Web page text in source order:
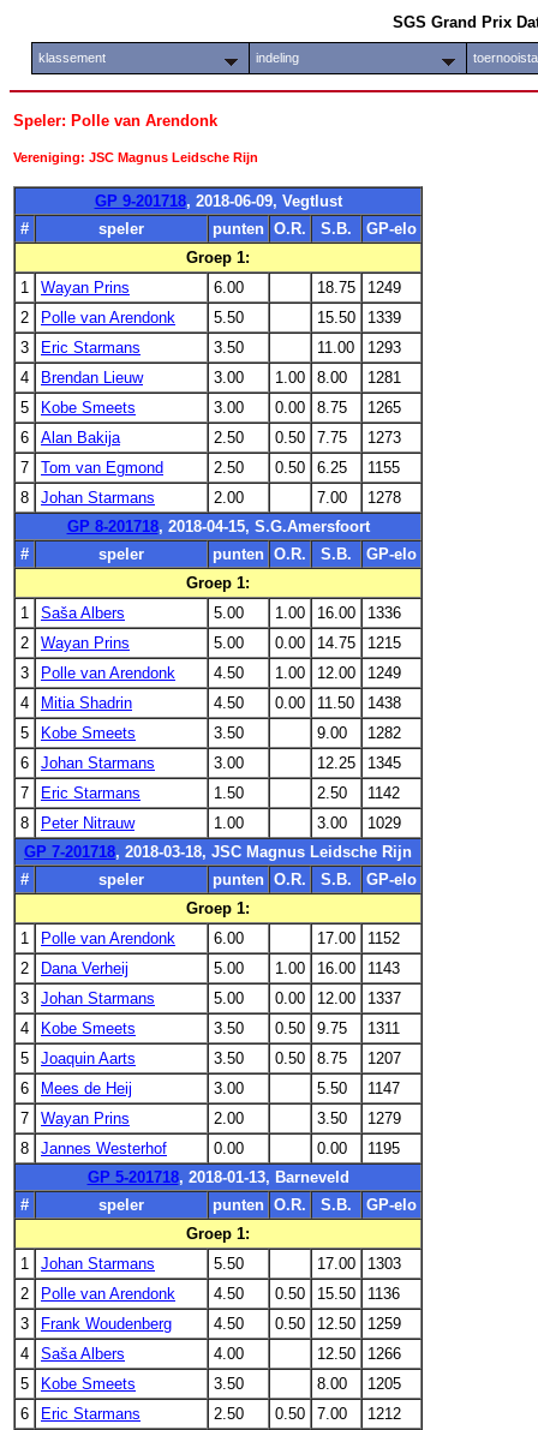
SGS Grand Prix
klassement indeling
Speler: Polle van Arendonk
Vereniging: JSC Magnus Leidsche Rijn
GP 9-201718, 2018-06-09, Vegtlust
#
speler punten O.R. S.B.
GP-elo
Groep 1:
1
Wayan Prins 6.00 18.75
1249
2
Polle van Arendonk 5.50 15.50
1339
3
Eric Starmans 3.50 11.00
1293
4
Brendan Lieuw 3.00 1.00 8.00
1281
5
Kobe Smeets 3.00 0.00 8.75
1265
6
Alan Bakija 2.50 0.50 7.75
1273
7
Tom van Egmond 2.50 0.50 6.25
1155
8
Johan Starmans 2.00 7.00
1278
GP 8-201718, 2018-04-15, S.G.Amersfoort
#
speler punten O.R. S.B.
GP-elo
Groep 1:
1
Saša Albers 5.00 1.00 16.00
1336
2
Wayan Prins 5.00 0.00 14.75
1215
3
Polle van Arendonk 4.50 1.00 12.00
1249
4
Mitia Shadrin 4.50 0.00 11.50
1438
5
Kobe Smeets 3.50 9.00
1282
6
Johan Starmans 3.00 12.25
1345
7
Eric Starmans 1.50 2.50
1142
8
Peter Nitrauw 1.00 3.00
1029
GP 7-201718, 2018-03-18, JSC Magnus Leidsche Rijn
#
speler punten O.R. S.B.
GP-elo
Groep 1:
1
Polle van Arendonk 6.00 17.00
1152
2
Dana Verheij 5.00 1.00 16.00
1143
3
Johan Starmans 5.00 0.00 12.00
1337
4
Kobe Smeets 3.50 0.50 9.75
1311
5
Joaquin Aarts 3.50 0.50 8.75
1207
6
Mees de Heij 3.00 5.50
1147
7
Wayan Prins 2.00 3.50
1279
8
Jannes Westerhof 0.00 0.00
1195
GP 5-201718, 2018-01-13, Barneveld
#
speler punten O.R. S.B.
GP-elo
Groep 1:
1
Johan Starmans 5.50 17.00
1303
2
Polle van Arendonk 4.50 0.50 15.50
1136
3
Frank Woudenberg 4.50 0.50 12.50
1259
4
Saša Albers 4.00 12.50
1266
5
Kobe Smeets 3.50 8.00
1205
6
Eric Starmans 2.50 0.50 7.00
1212